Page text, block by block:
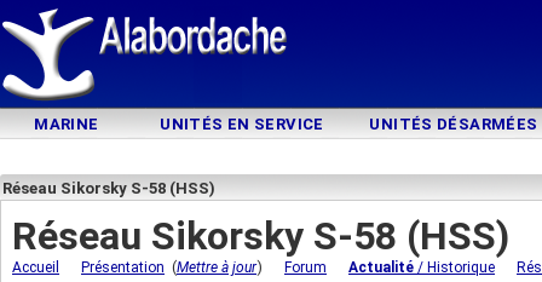
MARINE UNITÉS EN SERVICE UNITÉS DÉSARMÉES
Réseau Sikorsky S-58 (HSS)
Réseau Sikorsky S-58 (HSS)
Accueil Présentation (Mettre à jour) Forum Actualité / Historique